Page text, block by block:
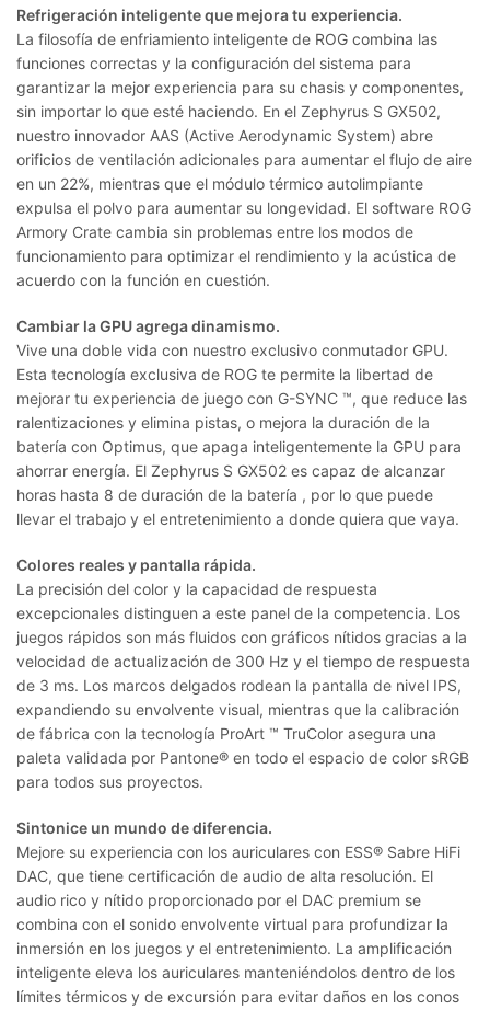
Refrigeración inteligente que mejora tu experiencia.
La filosofía de enfriamiento inteligente de ROG combina las
funciones correctas y la configuración del sistema para
garantizar la mejor experiencia para su chasis y componentes,
sin importar lo que esté haciendo. En el Zephyrus S GX502,
nuestro innovador AAS (Active Aerodynamic System) abre
orificios de ventilación adicionales para aumentar el flujo de aire
en un 22%, mientras que el módulo térmico autolimpiante
expulsa el polvo para aumentar su longevidad. El software ROG
Armory Crate cambia sin problemas entre los modos de
funcionamiento para optimizar el rendimiento y la acústica de
acuerdo con la función en cuestión.
Cambiar la GPU agrega dinamismo.
Vive una doble vida con nuestro exclusivo conmutador GPU.
Esta tecnología exclusiva de ROG te permite la libertad de
mejorar tu experiencia de juego con G-SYNC ™, que reduce las
ralentizaciones y elimina pistas, o mejora la duración de la
batería con Optimus, que apaga inteligentemente la GPU para
ahorrar energía. El Zephyrus S GX502 es capaz de alcanzar
horas hasta 8 de duración de la batería , por lo que puede
llevar el trabajo y el entretenimiento a donde quiera que vaya.
Colores reales y pantalla rápida.
La precisión del color y la capacidad de respuesta
excepcionales distinguen a este panel de la competencia. Los
juegos rápidos son más fluidos con gráficos nítidos gracias a la
velocidad de actualización de 300 Hz y el tiempo de respuesta
de 3 ms. Los marcos delgados rodean la pantalla de nivel IPS,
expandiendo su envolvente visual, mientras que la calibración
de fábrica con la tecnología ProArt ™ TruColor asegura una
paleta validada por Pantone® en todo el espacio de color sRGB
para todos sus proyectos.
Sintonice un mundo de diferencia.
Mejore su experiencia con los auriculares con ESS® Sabre HiFi
DAC, que tiene certificación de audio de alta resolución. El
audio rico y nítido proporcionado por el DAC premium se
combina con el sonido envolvente virtual para profundizar la
inmersión en los juegos y el entretenimiento. La amplificación
inteligente eleva los auriculares manteniéndolos dentro de los
límites térmicos y de excursión para evitar daños en los conos